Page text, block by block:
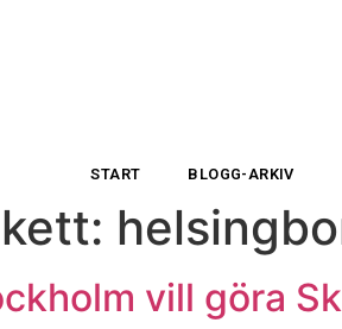
START BLOGG-ARKIV
vill göra